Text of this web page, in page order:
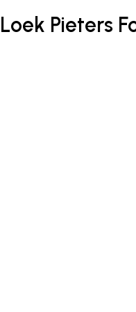
Loek Pieters